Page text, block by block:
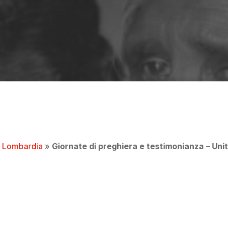
Lombardia » Giornate di preghiera e testimonianza –